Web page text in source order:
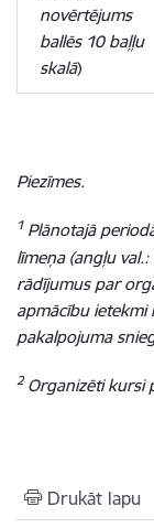
novērtējums
ballēs 10 baļļu
skalā)
Piezīmes.
1Plānotajā
līmeņa (angļu
rādījumus par
apmācību ietekmi
pakalpojuma
2Organizēti kursi
Drukāt lapu